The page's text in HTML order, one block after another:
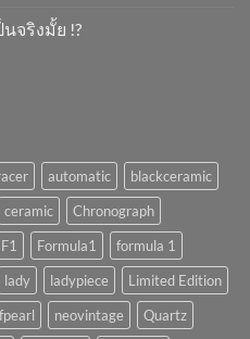
จริงมั้ย !?
automatic
blackceramic
ceramic
Chronograph
F1 Formula1
formula 1
lady ladypiece
Limited Edition
neovintage
Quartz